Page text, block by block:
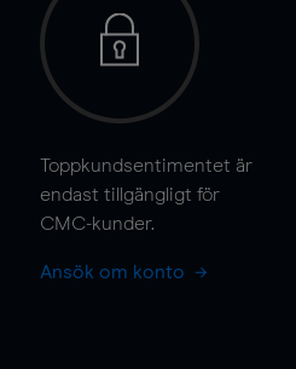
Toppkundsentimentet är
endast tillgängligt för
CMC-kunder.
Ansök om konto